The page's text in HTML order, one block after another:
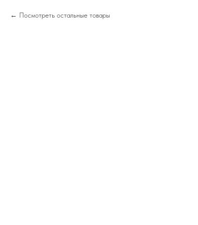
Посмотреть остальные товары